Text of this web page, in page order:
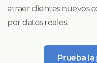
atraer clientes nuevos
por datos reales.
Prueba